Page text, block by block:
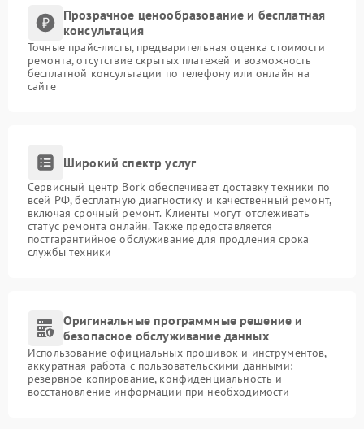
Прозрачное ценообразование и бесплатная
консультация
Точные прайс-листы, предварительная оценка стоимости
ремонта, отсутствие скрытых платежей и возможность
бесплатной консультации по телефону или онлайн на
сайте
Широкий спектр услуг
Сервисный центр Bork обеспечивает доставку техники по
всей РФ, бесплатную диагностику и качественный ремонт,
включая срочный ремонт. Клиенты могут отслеживать
статус ремонта онлайн. Также предоставляется
постгарантийное обслуживание для продления срока
службы техники
Оригинальные программные решение и
безопасное обслуживание данных
Использование официальных прошивок и инструментов,
аккуратная работа с пользовательскими данными:
резервное копирование, конфиденциальность и
восстановление информации при необходимости